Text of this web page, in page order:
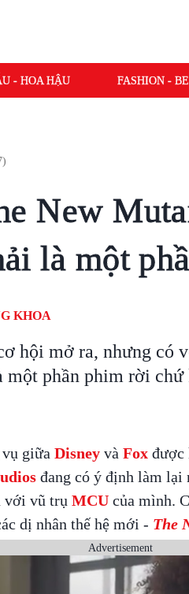
- HOA HẬU FASHION -
New
là một
KHOA
hội mở ra, nhưng có
một phần phim rời
giữa Disney và Foxđược
đang có ý định làm lại
với vũ trụ MCUcủa mình.
dị nhân thế hệ mới - The
Advertisement